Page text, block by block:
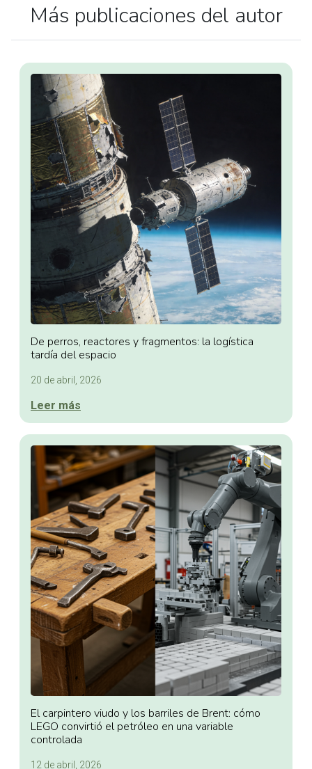
Más publicaciones del autor
De perros, reactores y fragmentos: la logística
tardía del espacio
20 de abril, 2026
Leer más
El carpintero viudo y los barriles de Brent: cómo
LEGO convirtió el petróleo en una variable
controlada
12 de abril, 2026